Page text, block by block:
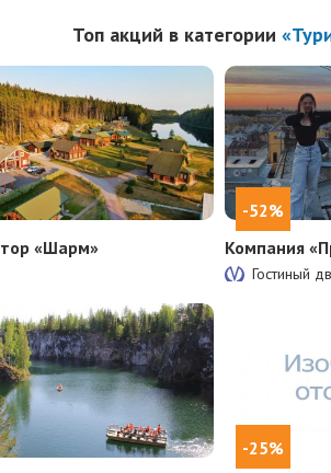
Топ акций в категории
«Шарм»
-52%
Компания
Гостиный
-25%